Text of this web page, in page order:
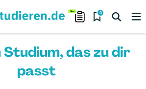
0
Studium, das zu dir
passt